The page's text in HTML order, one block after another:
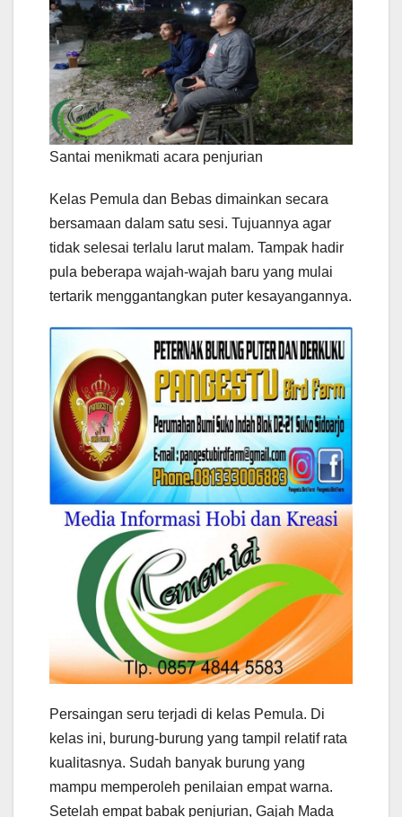
Santai menikmati acara penjurian
Kelas Pemula dan Bebas dimainkan secara
bersamaan dalam satu sesi. Tujuannya agar
tidak selesai terlalu larut malam. Tampak hadir
pula beberapa wajah-wajah baru yang mulai
tertarik menggantangkan puter kesayangannya.
Persaingan seru terjadi di kelas Pemula. Di
kelas ini, burung-burung yang tampil relatif rata
kualitasnya. Sudah banyak burung yang
mampu memperoleh penilaian empat warna.
Setelah empat babak penjurian, Gajah Mada